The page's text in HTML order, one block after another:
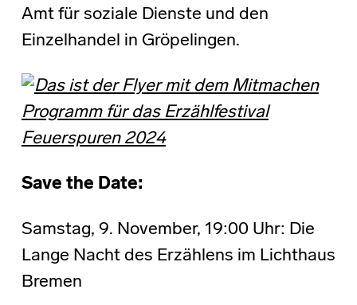
Amt für soziale Dienste und den
Einzelhandel in Gröpelingen.
Save the Date:
Samstag, 9. November, 19:00 Uhr: Die
Lange Nacht des Erzählens im Lichthaus
Bremen